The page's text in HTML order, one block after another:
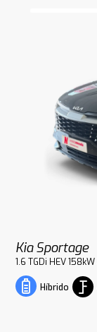
Kia Sportage
1.6 TGDi HEV
Híbrido